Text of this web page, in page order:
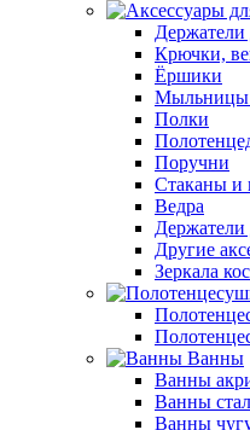
Держатели
Крючки,
Ёршики
Мыльницы
Полки
Поручни
Стаканы и
Ведра
Держатели
Другие
Зеркала
Ванны
Ванны
Ванны
Ванны